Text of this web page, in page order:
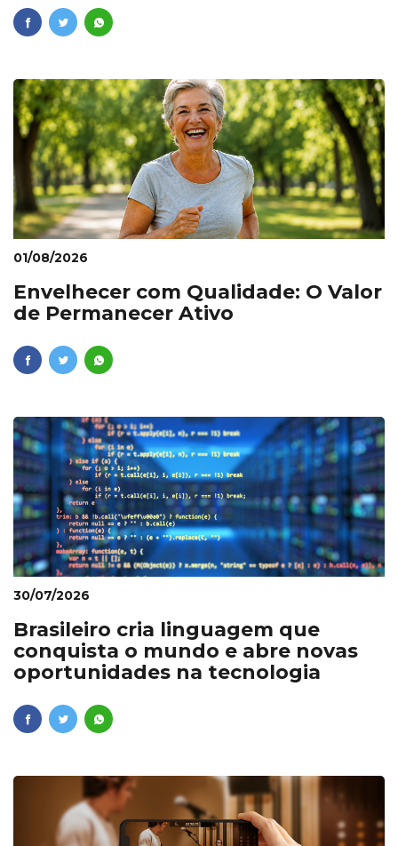
01/08/2026
Envelhecer com Qualidade: O Valor
de Permanecer Ativo
30/07/2026
Brasileiro cria linguagem que
conquista o mundo e abre novas
oportunidades na tecnologia